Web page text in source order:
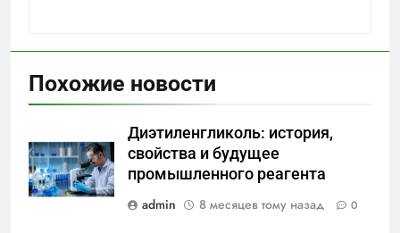
Похожие новости
Диэтиленгликоль: история,
свойства и будущее
промышленного реагента
admin
8 месяцев тому назад 0